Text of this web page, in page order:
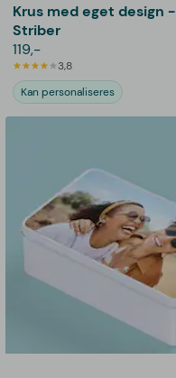
Krus med eget design -
Striber
119,-
3,8
Kan personaliseres